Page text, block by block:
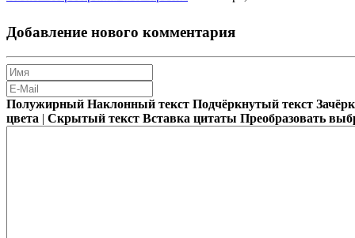
Добавление нового комментария
Полужирный Наклонный текст Подчёркнутый текст
цвета | Скрытый текст Вставка цитаты Преобразовать